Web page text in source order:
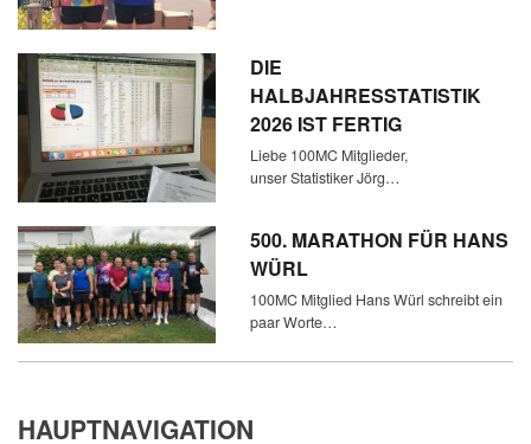
DIE
HALBJAHRESSTATISTIK
2026 IST FERTIG
Liebe 100MC Mitglieder,
unser Statistiker Jörg…
500. MARATHON FÜR HANS
WÜRL
100MC Mitglied Hans Würl schreibt ein
paar Worte…
HAUPTNAVIGATION